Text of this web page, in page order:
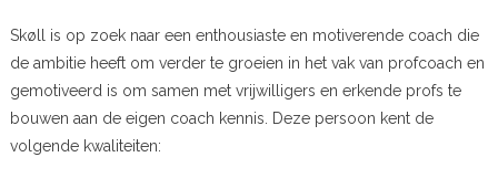
Skøll is op zoek naar een enthousiaste en motiverende coach die
de ambitie heeft om verder te groeien in het vak van profcoach en
gemotiveerd is om samen met vrijwilligers en erkende profs te
bouwen aan de eigen coach kennis. Deze persoon kent de
volgende kwaliteiten: